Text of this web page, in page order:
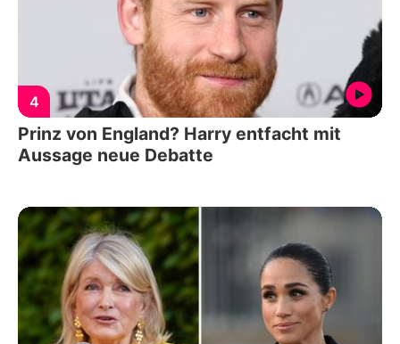
4
Prinz von England? Harry entfacht mit
Aussage neue Debatte